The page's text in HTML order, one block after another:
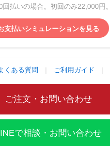
払いの場合。初回のみ22,000円。
支払いシミュレーションを見る
くある質問 | ご利用ガイド |
ご注文・お問い合わせ
で相談・お問い合わせ